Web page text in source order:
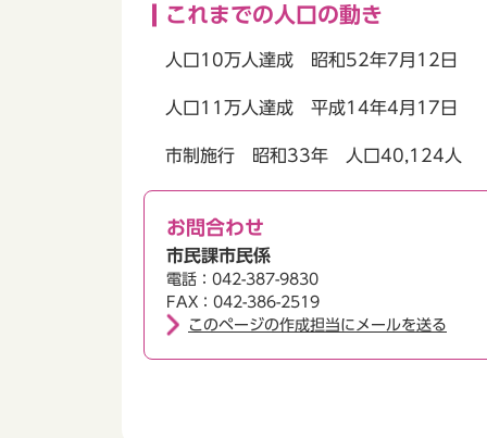
これまでの人口の動き
人口10万人達成 昭和52年7月12日
人口11万人達成 平成14年4月17日
市制施行 昭和33年 人口40,124人
お問合わせ
市民課市民係
電話：042-387-9830
FAX：042-386-2519
このページの作成担当にメールを送る